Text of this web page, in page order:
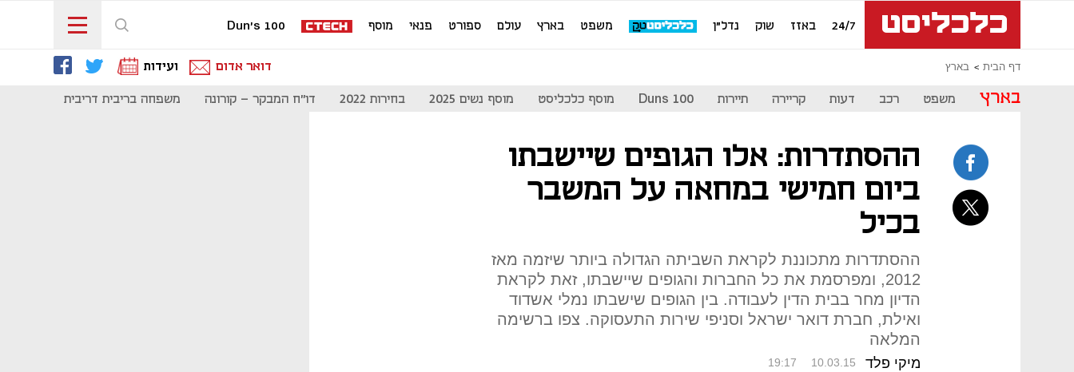
24/7 באזז שוק נדל"ן משפט בארץ עולם ספורט פנאי מוסף Dun's 100
דף הבית בארץ דואר אדום ועידות
בארץ משפט רכב דעות קריירה תיירות Duns 100 מוסף כלכליסט מוסף נשים 2025 בחירות 2022 דו"ח המבקר - קורונה משפחה בריבית דריבית
ההסתדרות: אלו הגופים שיישבתו
ביום חמישי במחאה על המשבר
בכיל
ההסתדרות מתכוננת לקראת השביתה הגדולה ביותר שיזמה מאז
2012, ומפרסמת את כל החברות והגופים שיישבתו, זאת לקראת
הדיון מחר בבית הדין לעבודה. בין הגופים שישבתו נמלי אשדוד
ואילת, חברת דואר ישראל וסניפי שירות התעסוקה. צפו ברשימה
המלאה
מיקי פלד 19:17 10.03.15